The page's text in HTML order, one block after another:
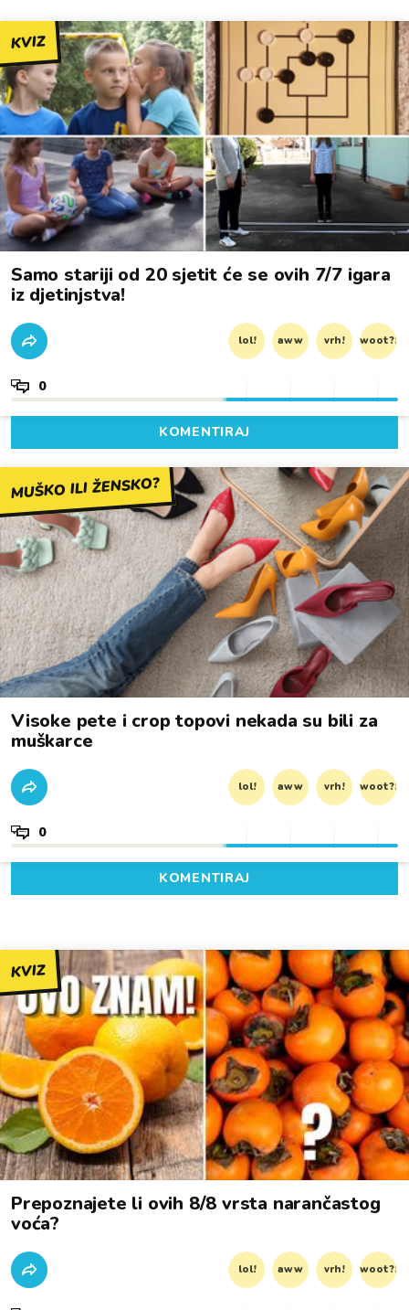
KVIZ
Samo stariji od 20 sjetit će se ovih 7/7 igara
iz djetinjstva!
lol! aww vrh! woot?!
0
KOMENTIRAJ
MUŠKO ILI ŽENSKO?
Visoke pete i crop topovi nekada su bili za
muškarce
lol! aww vrh! woot?!
0
KOMENTIRAJ
KVIZ
Prepoznajete li ovih 8/8 vrsta narančastog
voća?
lol! aww vrh! woot?!